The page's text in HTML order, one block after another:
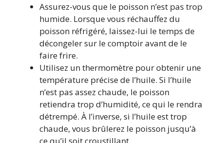
Assurez-vous que le poisson n’est pas trop
humide. Lorsque vous réchauffez du
poisson réfrigéré, laissez-lui le temps de
décongeler sur le comptoir avant de le
faire frire.
Utilisez un thermomètre pour obtenir une
température précise de l’huile. Si l’huile
n’est pas assez chaude, le poisson
retiendra trop d’humidité, ce qui le rendra
détrempé. À l’inverse, si l’huile est trop
chaude, vous brûlerez le poisson jusqu’à
ce qu’il soit croustillant.